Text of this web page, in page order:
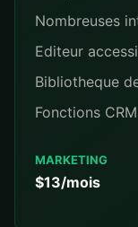
Nombreuses
Editeur
Bibliotheque
Fonctions
MARKETING
$13/mois